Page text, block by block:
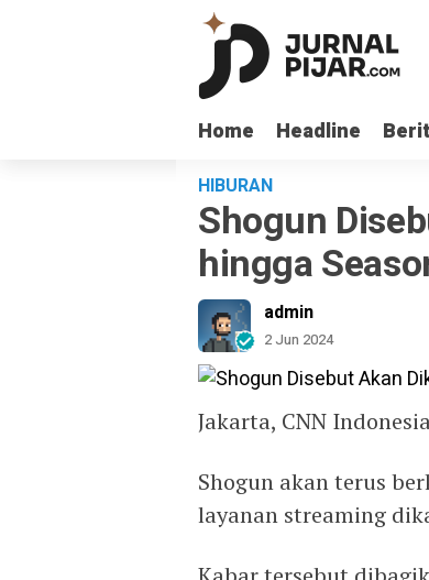
Home Headline
Home Headline
HIBURAN
Shogun
hingga
admin
2 Jun 2024
Jakarta, CNN
Shogun akan terus
layanan streaming